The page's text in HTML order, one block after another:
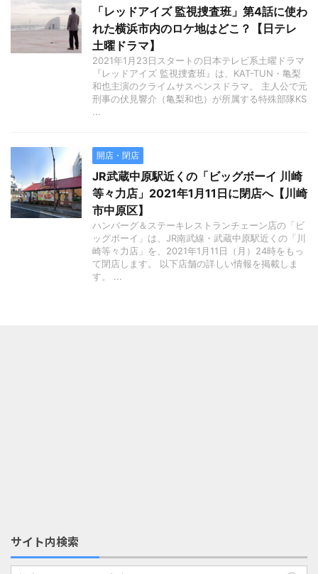
「レッドアイズ 監視捜査班」第4話に使わ
れた横浜市内のロケ地はどこ？【日テレ
土曜ドラマ】
2021年1月23日スタートの日本テレビ系土曜ドラマ
『レッドアイズ 監視捜査班』は、KAT-TUN・亀梨
和也主演のクライムサスペンスドラマ。 主人公で元
刑事の伏見響介（亀梨和也）が所属する特殊部隊KS
...
開店・閉店
JR武蔵中原駅近くの「ビッグボーイ 川崎
等々力店」2021年1月11日に閉店へ【川崎
市中原区】
ハンバーグ＆ステーキレストランチェーン店の「ビ
ッグボーイ」は、JR南武線・武蔵中原駅近くの「川
崎等々力店」を、2021年1月11日（月）24時をもっ
て閉店します。 以下店舗の詳しい情報を掲載しま
す。 ...
サイト内検索